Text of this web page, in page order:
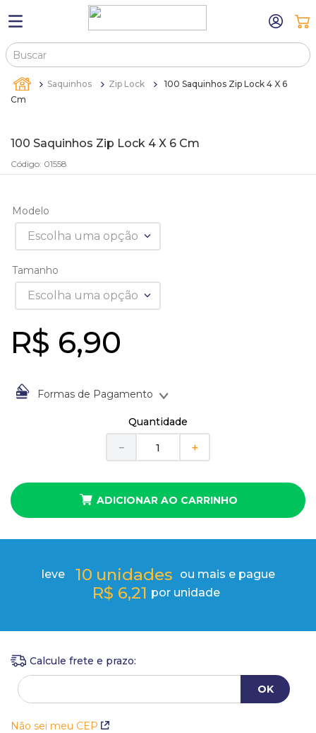
Buscar
Saquinhos Zip Lock
100 Saquinhos Zip Lock 4 X 6
Cm
100 Saquinhos Zip Lock 4 X 6 Cm
Código: 01558
Modelo
Escolha uma opção
Tamanho
Escolha uma opção
R$ 6,90
Formas de Pagamento
sem juros
Quantidade
＋
－
ADICIONAR AO CARRINHO
leve 10 unidades ou mais e pague
R$ 6,21 por unidade
Não sei meu CEP
3º
bandejas
4º
sacola
6º
estojos
7º
relogio
9º
estojo